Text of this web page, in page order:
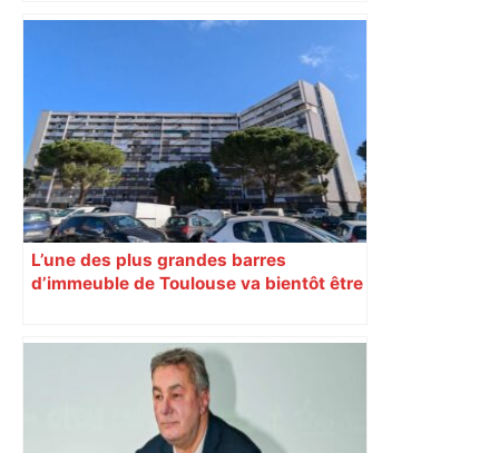
« Rien d'inquiétant » pour Guillaume
Restes, le gardien de Toulouse, après
L’une des plus grandes barres
d’immeuble de Toulouse va bientôt être